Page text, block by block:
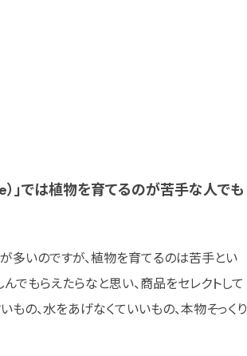
」では植物を育てるのが苦手な人でも
多いのですが、植物を育てるのは苦手とい
でもらえたらなと思い、商品をセレクトして
の、水をあげなくていいもの、本物そっくり